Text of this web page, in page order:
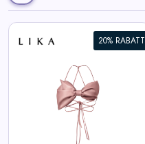
All
Daily
Categories
20% RABATT
Drapierte Pink-Minirock
View All LIKA Deals